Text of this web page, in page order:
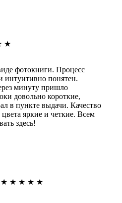
★
фотокниги. Процесс
интуитивно понятен.
минуту пришло
довольно короткие,
в пункте выдачи. Качество
яркие и четкие. Всем
здесь!
★ ★ ★ ★ ★